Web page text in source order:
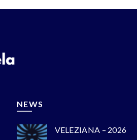
NEWS
VELEZIANA – 2026